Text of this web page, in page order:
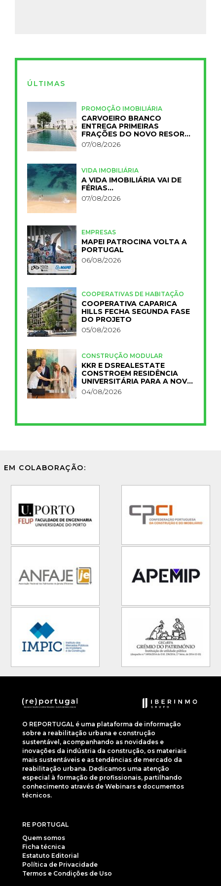
ÚLTIMAS
PROMOÇÃO IMOBILIÁRIA
CARVOEIRO BRANCO
ENTREGA PRIMEIRAS
FRAÇÕES DO NOVO RESORT
PRIMELIFE
07/08/2026
VIDA IMOBILIÁRIA
A VIDA IMOBILIÁRIA VAI DE
FÉRIAS…
07/08/2026
EMPRESAS
MAPEI PATROCINA VOLTA A
PORTUGAL
06/08/2026
COOPERATIVAS DE HABITAÇÃO
COOPERATIVA CAPARICA
HILLS FECHA SEGUNDA FASE
DO PROJETO
05/08/2026
CONSTRUÇÃO MODULAR
KKR E DSREALESTATE
CONSTROEM RESIDÊNCIA
UNIVERSITÁRIA PARA A NOVA
FCT
04/08/2026
EM COLABORAÇÃO:
O REPORTUGAL é uma plataforma de informação
sobre a reabilitação urbana e construção
sustentável, acompanhando as novidades e
inovações da indústria da construção, os materiais
mais sustentáveis e as tendências de mercado da
reabilitação urbana. Dedicamos uma atenção
especial à formação de profissionais, partilhando
conhecimento através de Webinars e documentos
técnicos.
RE PORTUGAL
Quem somos
Ficha técnica
Estatuto Editorial
Política de Privacidade
Termos e Condições de Uso